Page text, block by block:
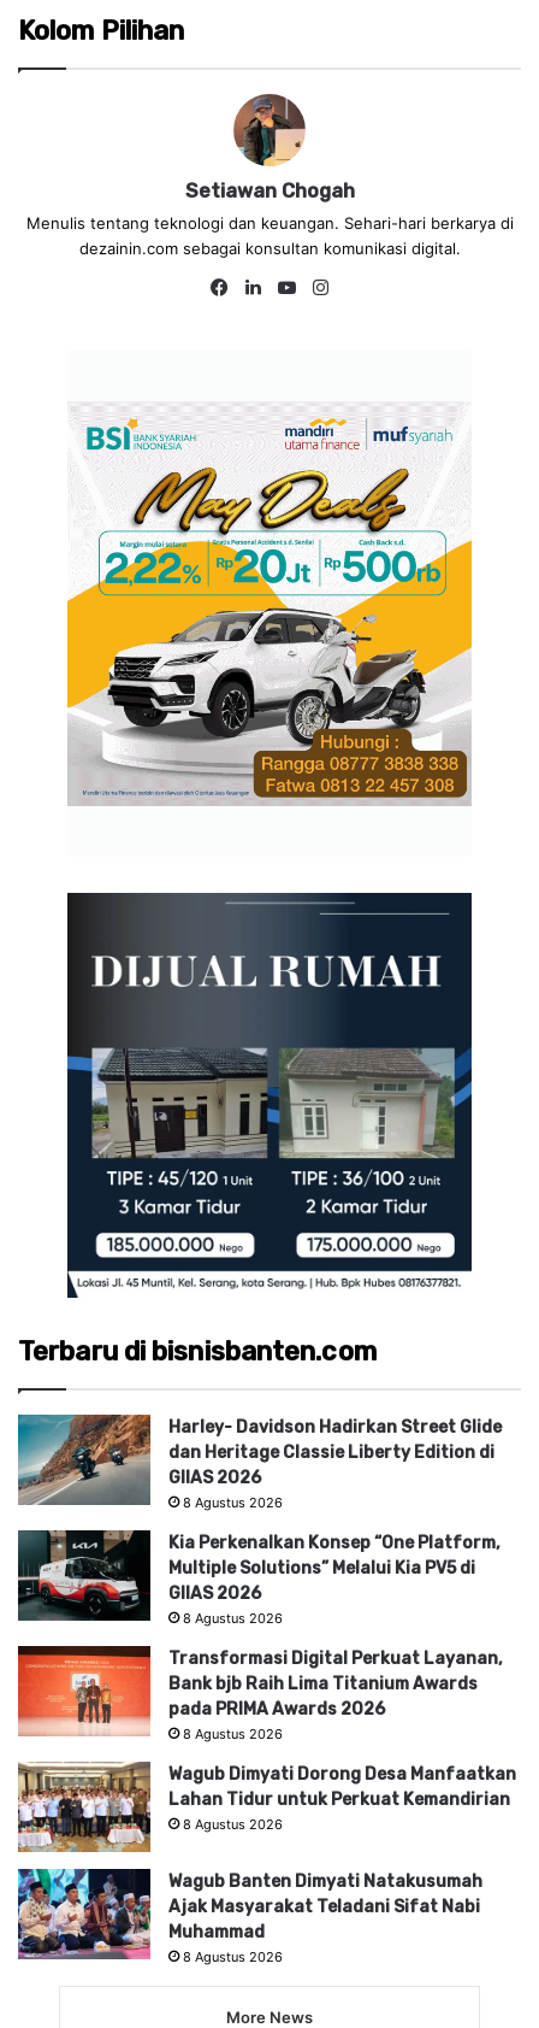
Kolom Pilihan
Setiawan Chogah
Menulis tentang teknologi dan keuangan. Sehari-hari berkarya di
dezainin.com sebagai konsultan komunikasi digital.
Fa
Lin
Yo
Terbaru di bisnisbanten.com
Harley- Davidson Hadirkan Street Glide
dan Heritage Classie Liberty Edition di
GIIAS 2026
8 Agustus 2026
Kia Perkenalkan Konsep “One Platform,
Multiple Solutions” Melalui Kia PV5 di
GIIAS 2026
8 Agustus 2026
Transformasi Digital Perkuat Layanan,
Bank bjb Raih Lima Titanium Awards
pada PRIMA Awards 2026
8 Agustus 2026
Wagub Dimyati Dorong Desa Manfaatkan
Lahan Tidur untuk Perkuat Kemandirian
8 Agustus 2026
Wagub Banten Dimyati Natakusumah
Ajak Masyarakat Teladani Sifat Nabi
Muhammad
8 Agustus 2026
More News